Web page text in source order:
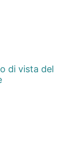
di vista del